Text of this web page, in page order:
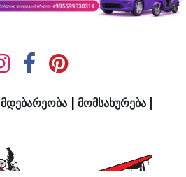
მდ​ებ​​არეობა მომსახურება